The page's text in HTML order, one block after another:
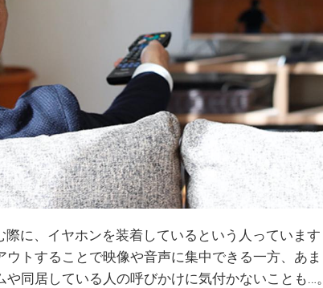
際に、イヤホンを装着しているという人っています
トすることで映像や音声に集中できる一方、あま
同居している人の呼びかけに気付かないことも…。